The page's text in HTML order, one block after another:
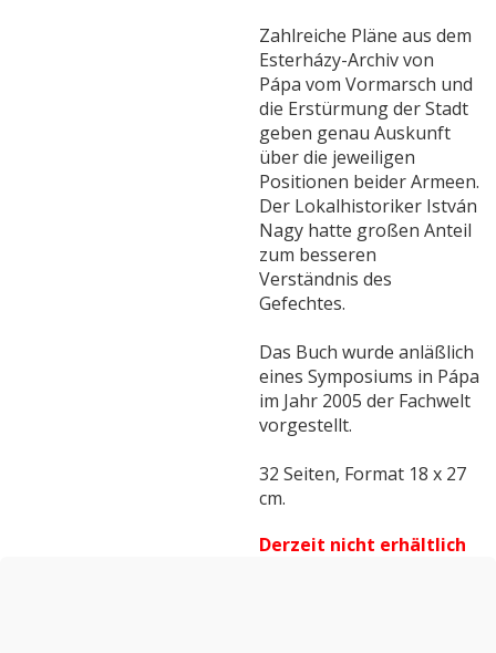
Zahlreiche Pläne aus dem
Esterházy-Archiv von
Pápa vom Vormarsch und
die Erstürmung der Stadt
geben genau Auskunft
über die jeweiligen
Positionen beider Armeen.
Der Lokalhistoriker István
Nagy hatte großen Anteil
zum besseren
Verständnis des
Gefechtes.
Das Buch wurde anläßlich
eines Symposiums in Pápa
im Jahr 2005 der Fachwelt
vorgestellt.
32 Seiten, Format 18 x 27
cm.
Derzeit nicht erhältlich